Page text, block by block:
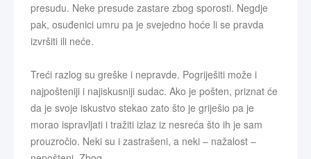
presudu. Neke presude zastare zbog sporosti. Negdje
pak, osuđenici umru pa je svejedno hoće li se pravda
izvršiti ili neće.
Treći razlog su greške i nepravde. Pogriješiti može i
najpošteniji i najiskusniji sudac. Ako je pošten, priznat će
da je svoje iskustvo stekao zato što je griješio pa je
morao ispravljati i tražiti izlaz iz nesreća što ih je sam
prouzročio. Neki su i zastrašeni, a neki – nažalost –